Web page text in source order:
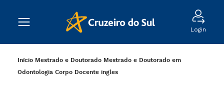
Login
Início Mestrado e Doutorado Mestrado e Doutorado em
Odontologia Corpo Docente ingles